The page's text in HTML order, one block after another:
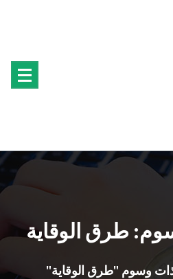
طرق الوقاية
وسوم "طرق الوقاية"